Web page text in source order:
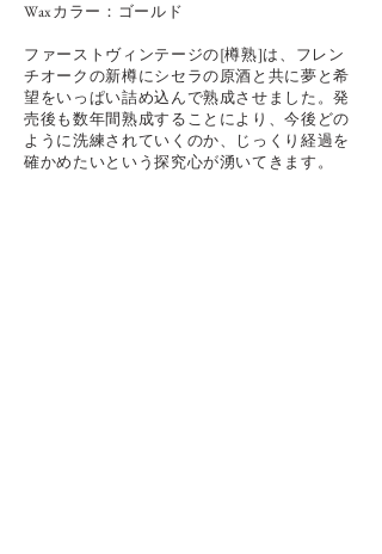
Waxカラー：ゴールド
ファーストヴィンテージの[樽熟]は、フレン
チオークの新樽にシセラの原酒と共に夢と希
望をいっぱい詰め込んで熟成させました。発
売後も数年間熟成することにより、今後どの
ように洗練されていくのか、じっくり経過を
確かめたいという探究心が湧いてきます。